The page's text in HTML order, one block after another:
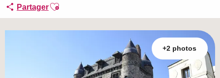
PartagerAjouter aux favoris
+2 photos